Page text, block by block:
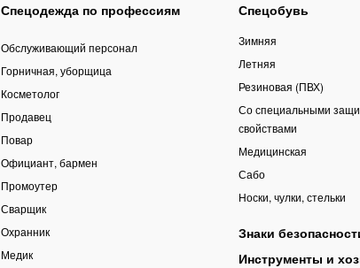
Спецодежда по профессиям
Обслуживающий персонал
Горничная, уборщица
Косметолог
Продавец
Повар
Официант, бармен
Промоутер
Сварщик
Охранник
Медик
Спецобувь
Зимняя
Летняя
Резиновая (ПВХ)
Со специальными
свойствами
Медицинская
Сабо
Носки, чулки, стельки
Знаки
Инструменты и